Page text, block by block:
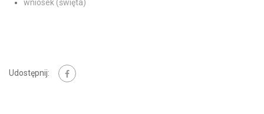
wniosek (święta)
Udostępnij: